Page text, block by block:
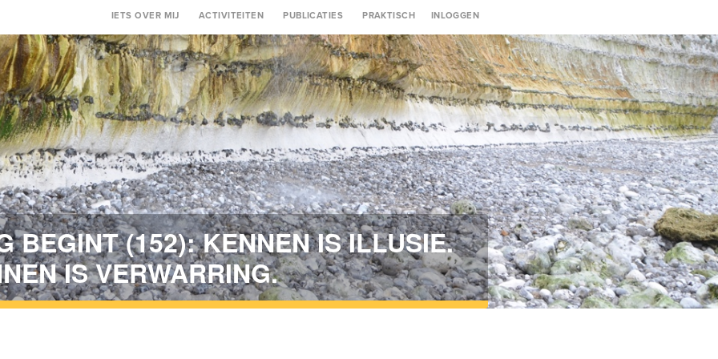
Gebruikersmenu
INLOGGEN
Main
navigation
IETS OVER MIJ ACTIVITEITEN PUBLICATIES PRAKTISCH
BEGINT (152): KENNEN IS ILLUSIE.
IS VERWARRING.